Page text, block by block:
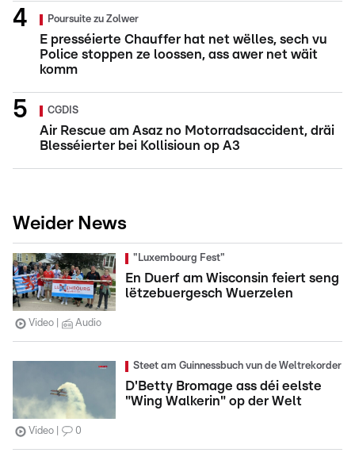
Poursuite zu Zolwer
E presséierte Chauffer hat net wëlles, sech vu
Police stoppen ze loossen, ass awer net wäit
komm
CGDIS
Air Rescue am Asaz no Motorradsaccident, dräi
Blesséierter bei Kollisioun op A3
Weider News
"Luxembourg Fest"
En Duerf am Wisconsin feiert seng
lëtzebuergesch Wuerzelen
Video Audio
Steet am Guinnessbuch vun de Weltrekorder
D'Betty Bromage ass déi eelste
"Wing Walkerin" op der Welt
Video 0